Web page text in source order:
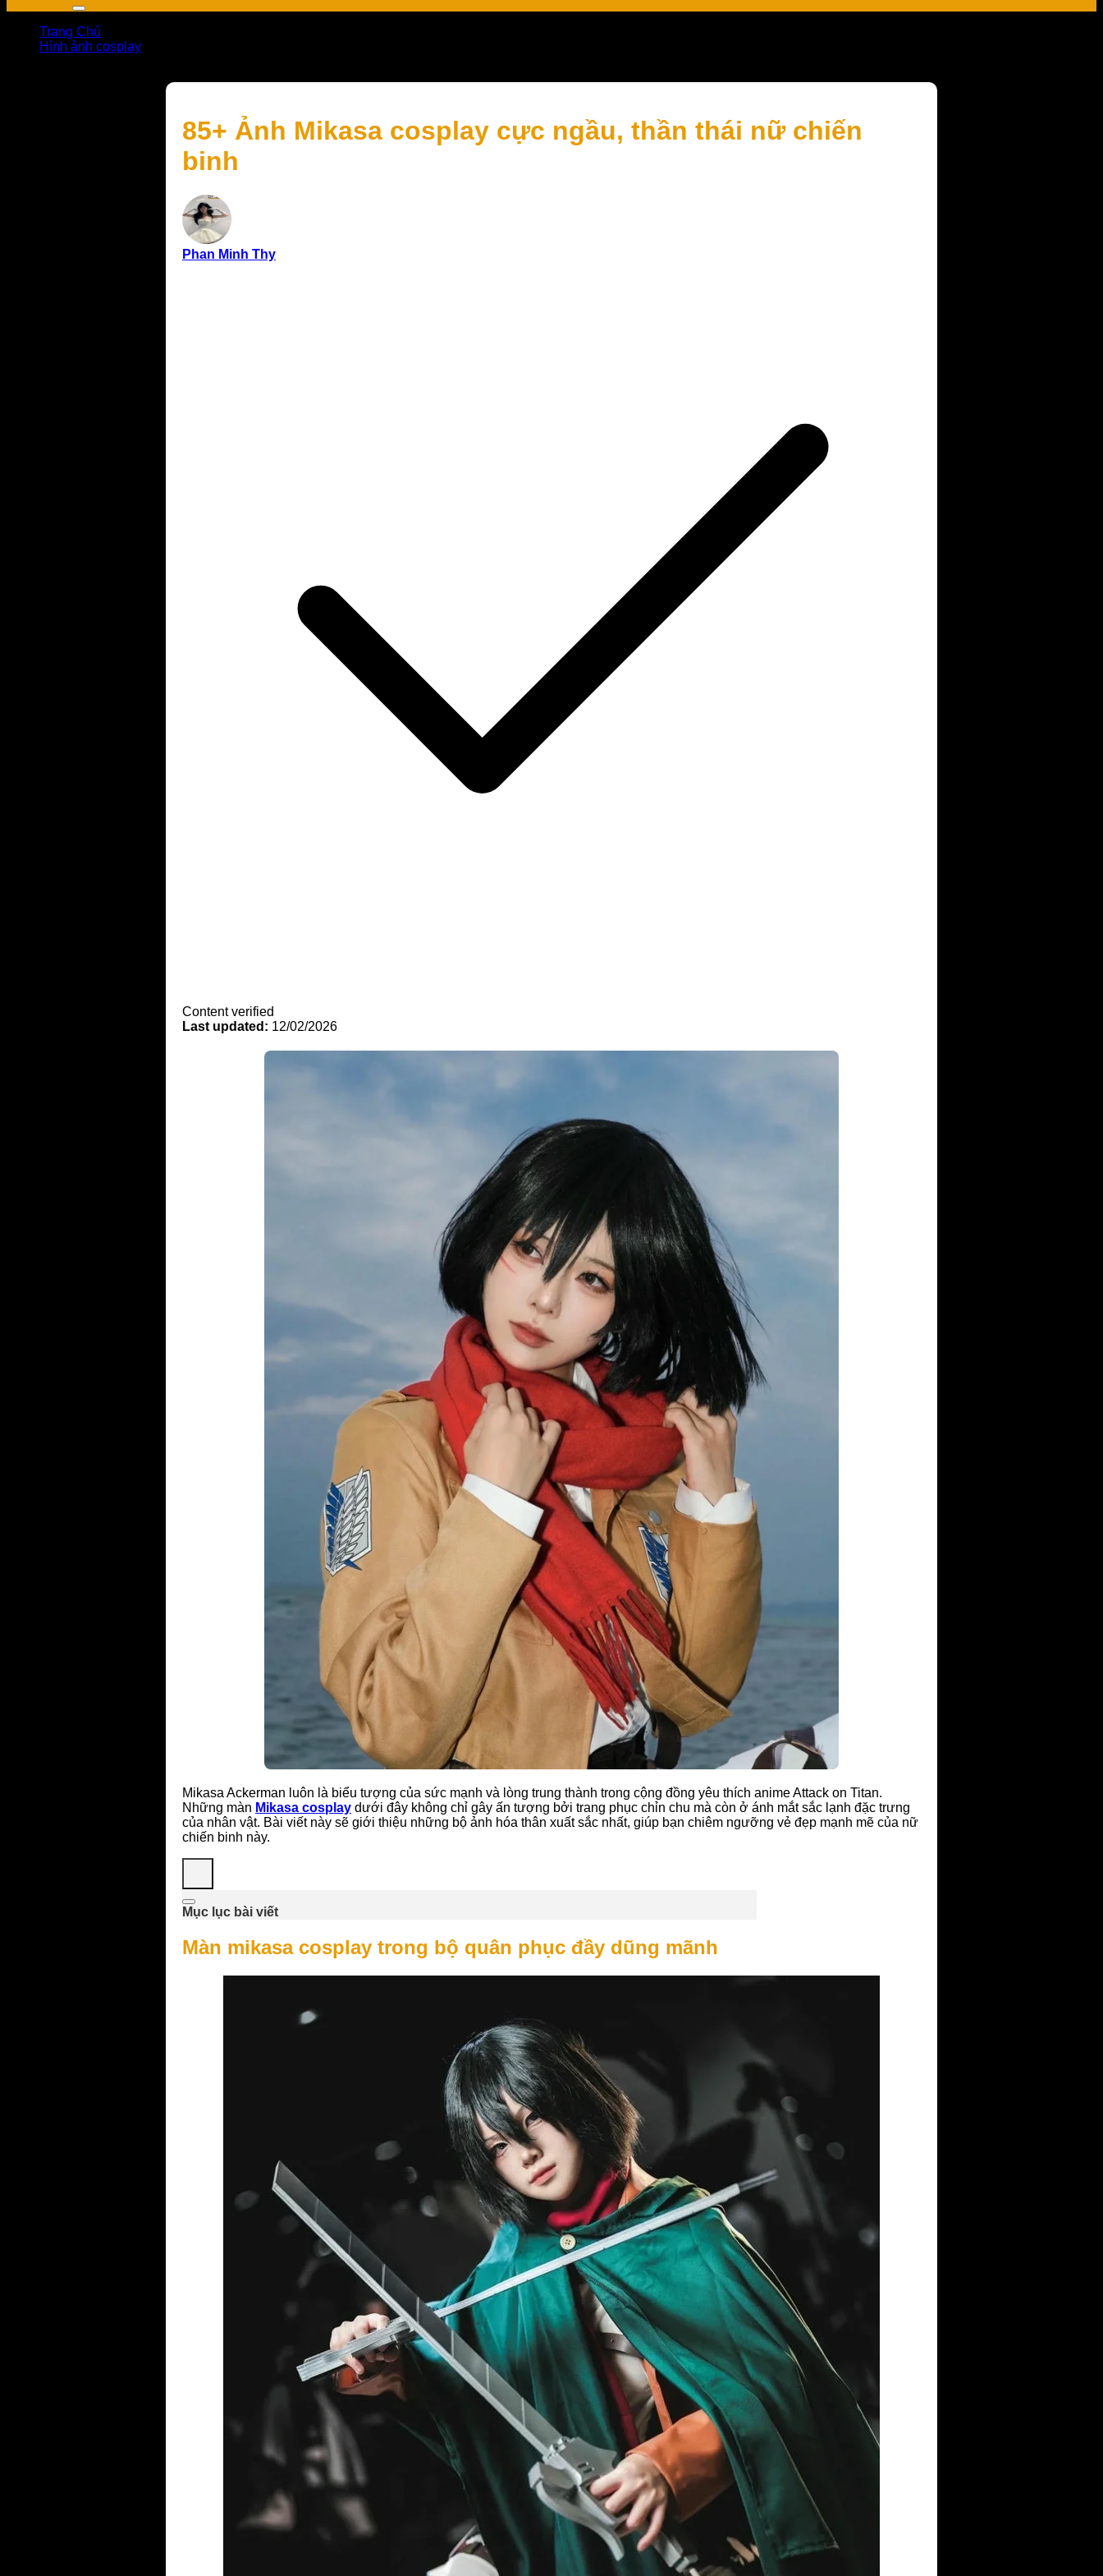
Trang Chủ
Hình ảnh cosplay
85+ Ảnh Mikasa cosplay cực ngầu, thần thái nữ chiến
binh
Phan Minh Thy
Content verified
Last updated: 12/02/2026
Mikasa Ackerman luôn là biểu tượng của sức mạnh và lòng trung thành trong cộng đồng yêu thích anime Attack on Titan.
Những màn Mikasa cosplay dưới đây không chỉ gây ấn tượng bởi trang phục chỉn chu mà còn ở ánh mắt sắc lạnh đặc trưng
của nhân vật. Bài viết này sẽ giới thiệu những bộ ảnh hóa thân xuất sắc nhất, giúp bạn chiêm ngưỡng vẻ đẹp mạnh mẽ của nữ
chiến binh này.
Mục lục bài viết
Màn mikasa cosplay trong bộ quân phục đầy dũng mãnh